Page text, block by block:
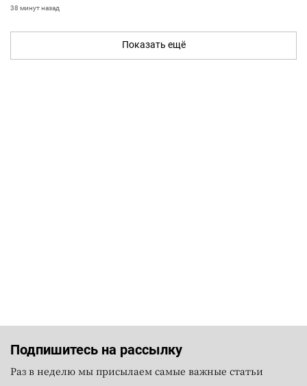
38 минут назад
Показать ещё
Подпишитесь на рассылку
Раз в неделю мы присылаем самые важные статьи